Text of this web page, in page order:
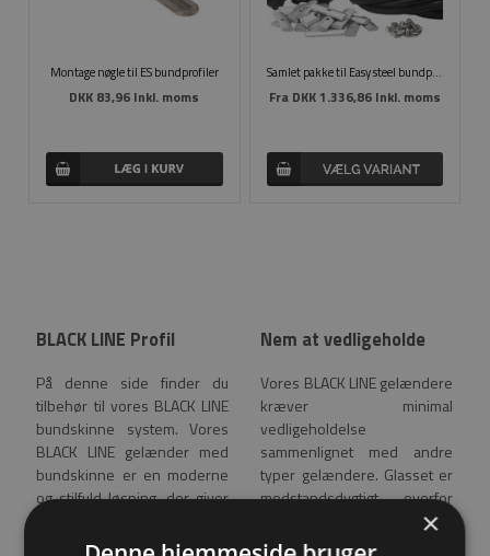
Montage nøgle til ES bundprofiler
DKK 83,96 Inkl. moms
Samlet pakke til Easy steel bundprofil
Fra DKK 1.336,86 Inkl. moms
BLACK LINE Profil
På denne side finder du
tilbehør til vores BLACK LINE
bundskinne system. Vores
BLACK LINE gelænder med
bundskinne er en moderne
og stilfuld løsning, der giver
design. Bundskinnen kan
Nem at vedligeholde
Vores BLACK LINE gelændere
kræver minimal
vedligeholdelse
sammenlignet med andre
typer gelændere. Glasset er
modstandsdygtigt overfor
korrosion, og bør blot tørres
af med glas rens når det
×